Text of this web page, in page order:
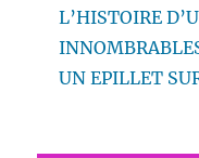
L’HISTOIRE
UN EPILLET